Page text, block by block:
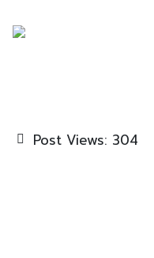
Post Views: 304